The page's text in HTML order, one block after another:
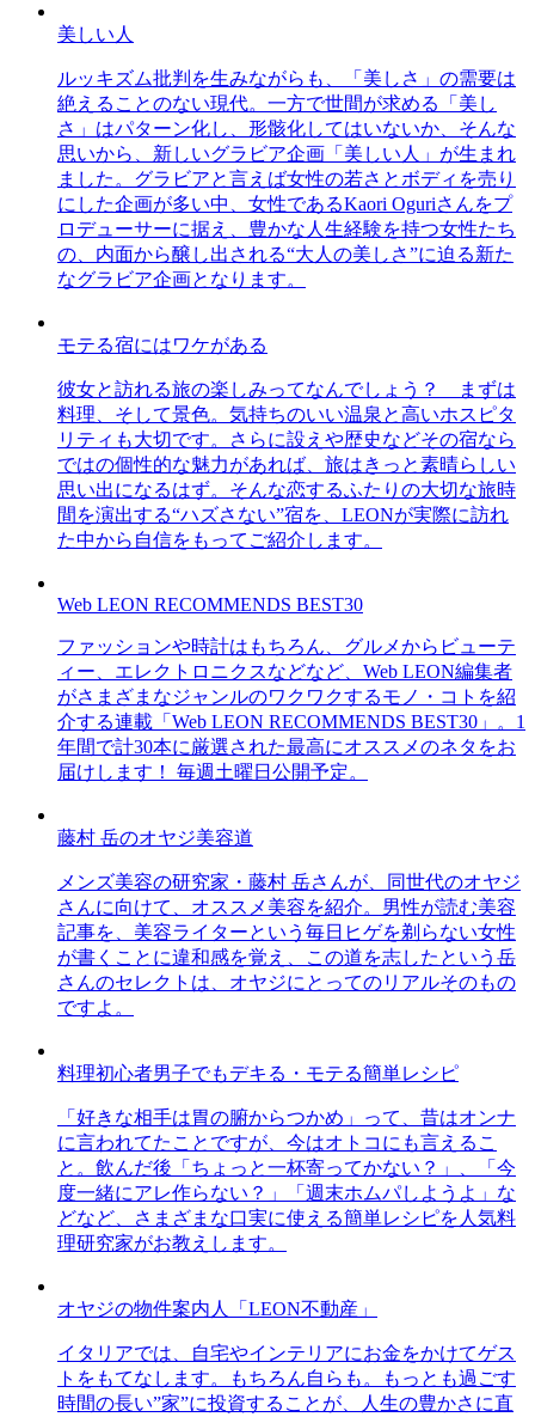
美しい人
ルッキズム批判を生みながらも、「美しさ」の需要は
絶えることのない現代。一方で世間が求める「美し
さ」はパターン化し、形骸化してはいないか、そんな
思いから、新しいグラビア企画「美しい人」が生まれ
ました。グラビアと言えば女性の若さとボディを売り
にした企画が多い中、女性であるKaori Oguriさんをプ
ロデューサーに据え、豊かな人生経験を持つ女性たち
の、内面から醸し出される“大人の美しさ”に迫る新た
なグラビア企画となります。
モテる宿にはワケがある
彼女と訪れる旅の楽しみってなんでしょう？ まずは
料理、そして景色。気持ちのいい温泉と高いホスピタ
リティも大切です。さらに設えや歴史などその宿なら
ではの個性的な魅力があれば、旅はきっと素晴らしい
思い出になるはず。そんな恋するふたりの大切な旅時
間を演出する“ハズさない”宿を、LEONが実際に訪れ
た中から自信をもってご紹介します。
Web LEON RECOMMENDS BEST30
ファッションや時計はもちろん、グルメからビューテ
ィー、エレクトロニクスなどなど、Web LEON編集者
がさまざまなジャンルのワクワクするモノ・コトを紹
介する連載「Web LEON RECOMMENDS BEST30」。1
年間で計30本に厳選された最高にオススメのネタをお
届けします！ 毎週土曜日公開予定。
藤村 岳のオヤジ美容道
メンズ美容の研究家・藤村 岳さんが、同世代のオヤジ
さんに向けて、オススメ美容を紹介。男性が読む美容
記事を、美容ライターという毎日ヒゲを剃らない女性
が書くことに違和感を覚え、この道を志したという岳
さんのセレクトは、オヤジにとってのリアルそのもの
ですよ。
料理初心者男子でもデキる・モテる簡単レシピ
「好きな相手は胃の腑からつかめ」って、昔はオンナ
に言われてたことですが、今はオトコにも言えるこ
と。飲んだ後「ちょっと一杯寄ってかない？」、「今
度一緒にアレ作らない？」「週末ホムパしようよ」な
どなど、さまざまな口実に使える簡単レシピを人気料
理研究家がお教えします。
オヤジの物件案内人「LEON不動産」
イタリアでは、自宅やインテリアにお金をかけてゲス
トをもてなします。もちろん自らも。もっとも過ごす
時間の長い”家”に投資することが、人生の豊かさに直